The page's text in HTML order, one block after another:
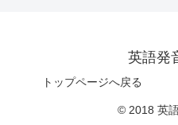
英語発
トップページへ戻る
© 2018 英